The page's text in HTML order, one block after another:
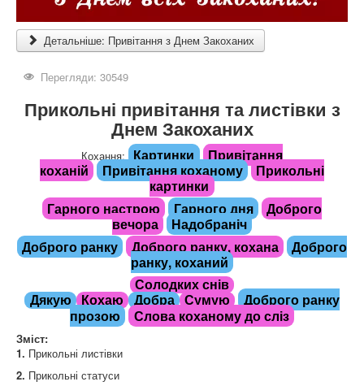
Детальніше: Привітання з Днем Закоханих
Перегляди: 30549
Прикольні привітання та листівки з
Днем Закоханих
Кохання: Картинки
Привітання
коханій
Привітання коханому
Прикольні
картинки
Гарного настрою
Гарного дня
Доброго
вечора
Надобраніч
Доброго ранку
Доброго ранку, кохана
Доброго
ранку, коханий
Солодких снів
Дякую
Кохаю Добра Сумую
Доброго ранку
прозою
Слова коханому до сліз
Зміст:
1. Прикольні листівки
2. Прикольні статуси